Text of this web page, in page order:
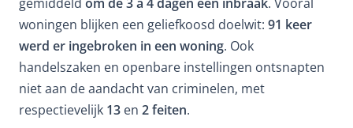
woningen blijken een geliefkoosd doelwit: 91 keer
werd er ingebroken in een woning. Ook
handelszaken en openbare instellingen ontsnapten
niet aan de aandacht van criminelen, met
respectievelijk 13 en 2 feiten.